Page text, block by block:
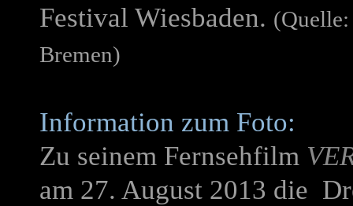
Festival Wiesbaden.
Bremen)
Information zum Foto:
Zu seinem Fernsehfilm
am 27. August 2013 die